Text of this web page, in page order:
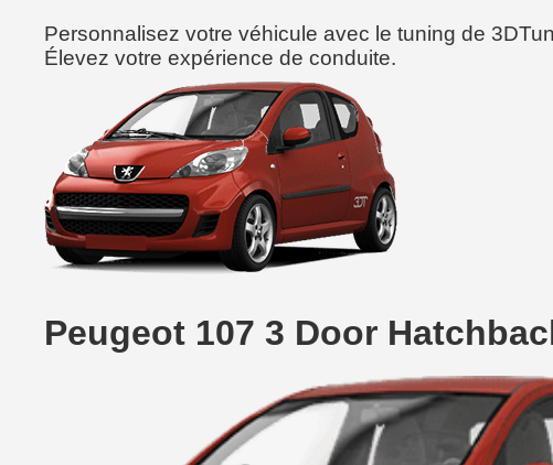
Personnalisez votre véhicule avec le tuning de
Élevez votre expérience de conduite.
Peugeot 107 3 Door